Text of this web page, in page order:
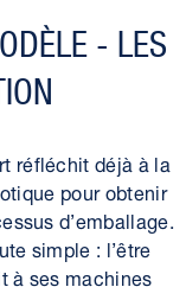
- LES
réfléchit déjà à la
pour obtenir
d’emballage.
simple : l’être
à ses machines